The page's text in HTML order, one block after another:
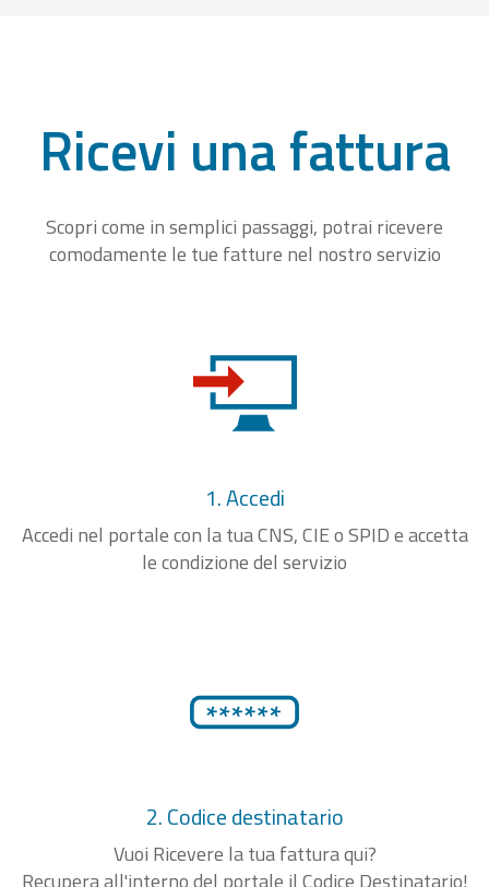
Ricevi una fattura
Scopri come in semplici passaggi, potrai ricevere
comodamente le tue fatture nel nostro servizio
1. Accedi
Accedi nel portale con la tua CNS, CIE o SPID e accetta
le condizione del servizio
2. Codice destinatario
Vuoi Ricevere la tua fattura qui?
Recupera all'interno del portale il Codice Destinatario!